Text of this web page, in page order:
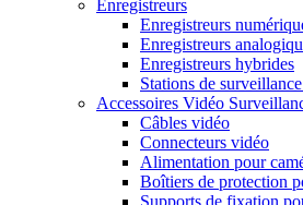
Enregistreurs
Enregistreurs
Enregistreurs
Enregistreurs hybrides
Stations de
Accessoires Vidéo
Câbles vidéo
Connecteurs vidéo
Alimentation pour
Boîtiers de protection
Supports de fixation